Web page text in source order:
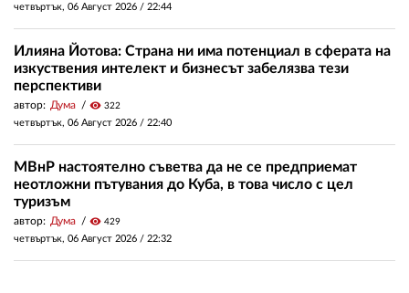
четвъртък, 06 Август 2026 / 22:44
Илияна Йотова: Страна ни има потенциал в сферата на
изкуствения интелект и бизнесът забелязва тези
перспективи
автор: Дума visibility 322
четвъртък, 06 Август 2026 / 22:40
МВнР настоятелно съветва да не се предприемат
неотложни пътувания до Куба, в това число с цел
туризъм
автор: Дума visibility 429
четвъртък, 06 Август 2026 / 22:32